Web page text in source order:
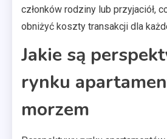
członków rodziny lub przyjaciół,
obniżyć koszty transakcji dla
Jakie są
rynku
morzem